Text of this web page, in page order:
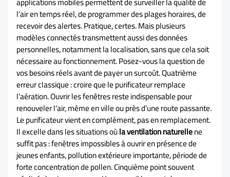
l’air en temps réel, de programmer des plages horaires, de
recevoir des alertes. Pratique, certes. Mais plusieurs
modèles connectés transmettent aussi des données
personnelles, notamment la localisation, sans que cela soit
nécessaire au fonctionnement. Posez-vous la question de
vos besoins réels avant de payer un surcoût. Quatrième
erreur classique : croire que le purificateur remplace
l’aération. Ouvrir les fenêtres reste indispensable pour
renouveler l’air, même en ville ou près d’une route passante.
Le purificateur vient en complément, pas en remplacement.
Il excelle dans les situations oùla ventilation naturellene
suffit pas : fenêtres impossibles à ouvrir en présence de
jeunes enfants, pollution extérieure importante, période de
forte concentration de pollen. Cinquième point souvent